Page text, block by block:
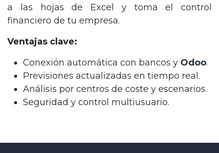
a las hojas de Excel y toma el control
financiero de tu empresa.
Ventajas clave:
Conexión automática con bancos y Odoo.
Previsiones actualizadas en tiempo real.
Análisis por centros de coste y escenarios.
Seguridad y control multiusuario.